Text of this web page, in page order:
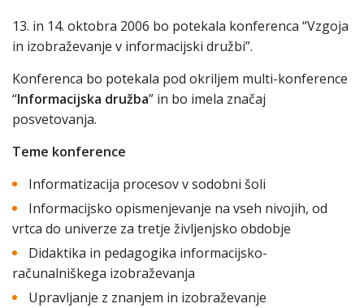
13. in 14. oktobra 2006 bo potekala konferenca “Vzgoja
in izobraževanje v informacijski družbi”.
Konferenca bo potekala pod okriljem multi-konference
“Informacijska družba” in bo imela značaj
posvetovanja.
Teme konference
Informatizacija procesov v sodobni šoli
Informacijsko opismenjevanje na vseh nivojih, od
vrtca do univerze za tretje življenjsko obdobje
Didaktika in pedagogika informacijsko-
računalniškega izobraževanja
Upravljanje z znanjem in izobraževanje